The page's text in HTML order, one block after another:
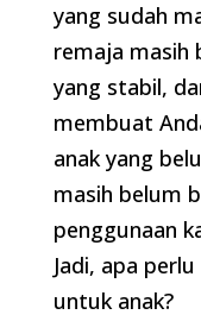
yang sudah
remaja masih
yang stabil,
membuat
anak yang
masih belum
penggunaan
Jadi, apa
untuk anak?